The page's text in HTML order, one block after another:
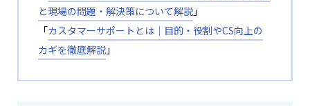
と現場の問題・解決策について解説」
「カスタマーサポートとは｜目的・役割やCS向上の
カギを徹底解説」